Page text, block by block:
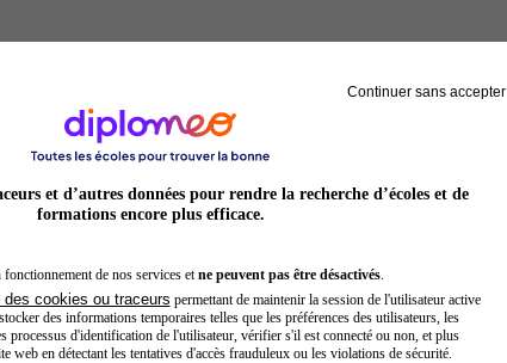
Continuer sans accepter
et d’autres données pour rendre la recherche d’écoles et de
formations encore plus efficace.
fonctionnement de nos services et ne peuvent pas être désactivés.
des cookies ou traceurs permettant de maintenir la session de l'utilisateur active
des informations temporaires telles que les préférences des utilisateurs, les
processus d'identification de l'utilisateur, vérifier s'il est connecté ou non, et plus
web en détectant les tentatives d'accès frauduleux ou les violations de sécurité.